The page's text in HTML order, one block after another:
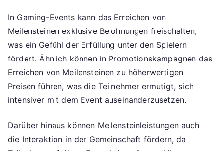
In Gaming-Events kann das Erreichen von
Meilensteinen exklusive Belohnungen freischalten,
was ein Gefühl der Erfüllung unter den Spielern
fördert. Ähnlich können in Promotionskampagnen das
Erreichen von Meilensteinen zu höherwertigen
Preisen führen, was die Teilnehmer ermutigt, sich
intensiver mit dem Event auseinanderzusetzen.
Darüber hinaus können Meilensteinleistungen auch
die Interaktion in der Gemeinschaft fördern, da